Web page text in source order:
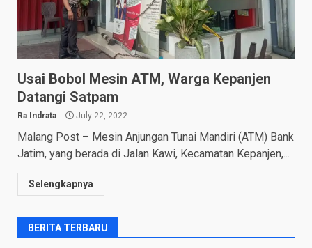
Usai Bobol Mesin ATM, Warga Kepanjen
Datangi Satpam
Ra Indrata July 22, 2022
Malang Post – Mesin Anjungan Tunai Mandiri (ATM) Bank
Jatim, yang berada di Jalan Kawi, Kecamatan Kepanjen,...
Selengkapnya
BERITA TERBARU